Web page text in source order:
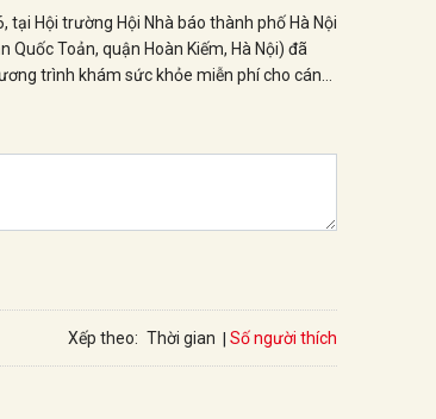
tại Hội trường Hội Nhà báo thành phố Hà Nội
Quốc Toản, quận Hoàn Kiếm, Hà Nội) đã
trình khám sức khỏe miễn phí cho cán
Xếp theo: Thời gian Số người thích